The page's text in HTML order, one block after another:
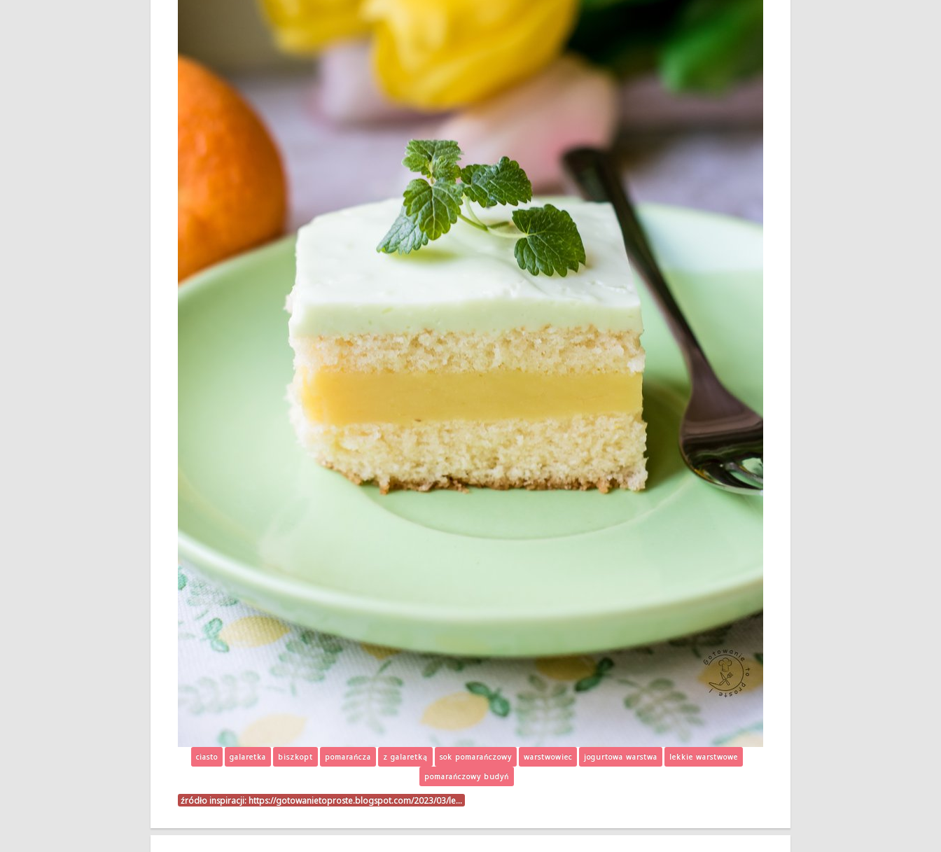
ciasto galaretka biszkopt pomarańcza z galaretką sok pomarańczowy warstwowiec jogurtowa warstwa
lekkie warstwowe
pomarańczowy budyń
źródło inspiracji: https://gotowanietoproste.blogspot.com/2023/03/le…